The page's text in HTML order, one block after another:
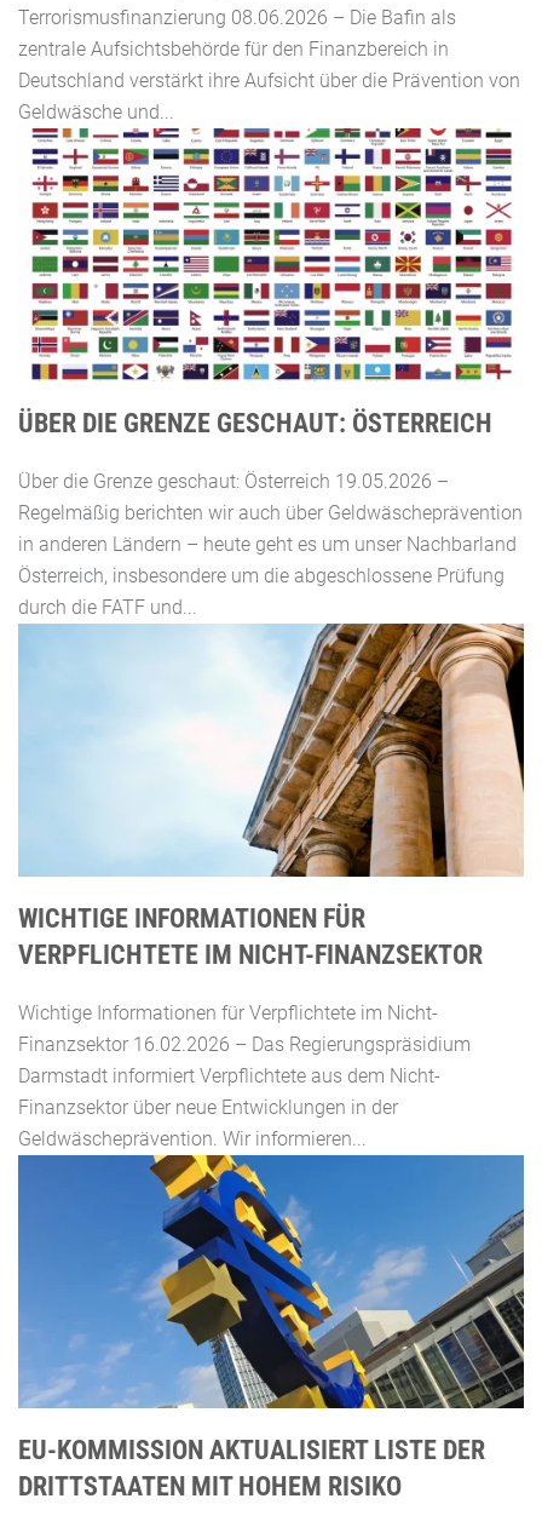
Terrorismusfinanzierung 08.06.2026 – Die Bafin als
zentrale Aufsichtsbehörde für den Finanzbereich in
Deutschland verstärkt ihre Aufsicht über die Prävention von
Geldwäsche und...
ÜBER DIE GRENZE GESCHAUT: ÖSTERREICH
Über die Grenze geschaut: Österreich 19.05.2026 –
Regelmäßig berichten wir auch über Geldwäscheprävention
in anderen Ländern – heute geht es um unser Nachbarland
Österreich, insbesondere um die abgeschlossene Prüfung
durch die FATF und...
WICHTIGE INFORMATIONEN FÜR
VERPFLICHTETE IM NICHT-FINANZSEKTOR
Wichtige Informationen für Verpflichtete im Nicht-
Finanzsektor 16.02.2026 – Das Regierungspräsidium
Darmstadt informiert Verpflichtete aus dem Nicht-
Finanzsektor über neue Entwicklungen in der
Geldwäscheprävention. Wir informieren...
EU-KOMMISSION AKTUALISIERT LISTE DER
DRITTSTAATEN MIT HOHEM RISIKO